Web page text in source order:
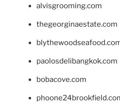
alvisgrooming.com
thegeorginaestate.com
paolosdelibangkok.com
bobacove.com